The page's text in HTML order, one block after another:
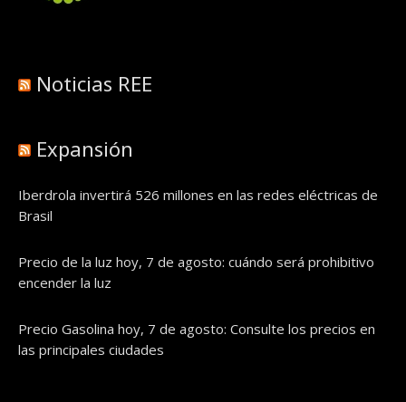
Noticias REE
Expansión
Iberdrola invertirá 526 millones en las redes eléctricas de
Brasil
Precio de la luz hoy, 7 de agosto: cuándo será prohibitivo
encender la luz
Precio Gasolina hoy, 7 de agosto: Consulte los precios en
las principales ciudades